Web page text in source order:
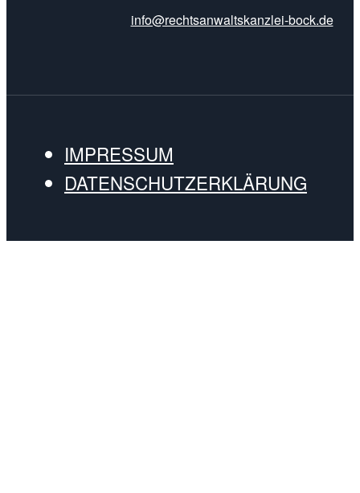
info@rechtsanwaltskanzlei-bock.de
IMPRESSUM
DATENSCHUTZERKLÄRUNG